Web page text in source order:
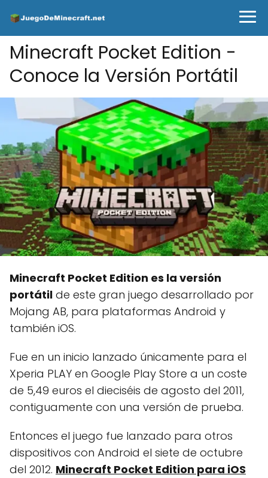
Minecraft Pocket Edition -
Conoce la Versión Portátil
Minecraft Pocket Edition es la versión
portátil de este gran juego desarrollado por
Mojang AB, para plataformas Android y
también iOS.
Fue en un inicio lanzado únicamente para el
Xperia PLAY en Google Play Store a un coste
de 5,49 euros el dieciséis de agosto del 2011,
contiguamente con una versión de prueba.
Entonces el juego fue lanzado para otros
dispositivos con Android el siete de octubre
del 2012. Minecraft Pocket Edition para iOS